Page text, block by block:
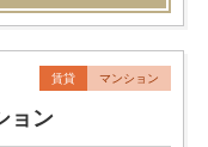
賃貸 マンション
ョン